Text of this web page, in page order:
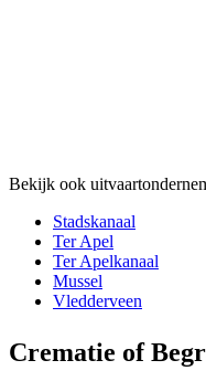
Bekijk ook
Stadskanaal
Ter Apel
Ter Apelkanaal
Mussel
Vledderveen
Crematie of